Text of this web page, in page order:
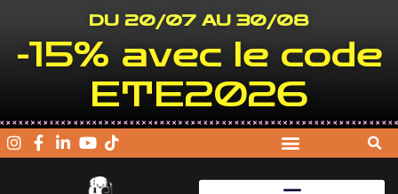
DU 20/07 AU 30/08
-15% avec le code
ETE2026